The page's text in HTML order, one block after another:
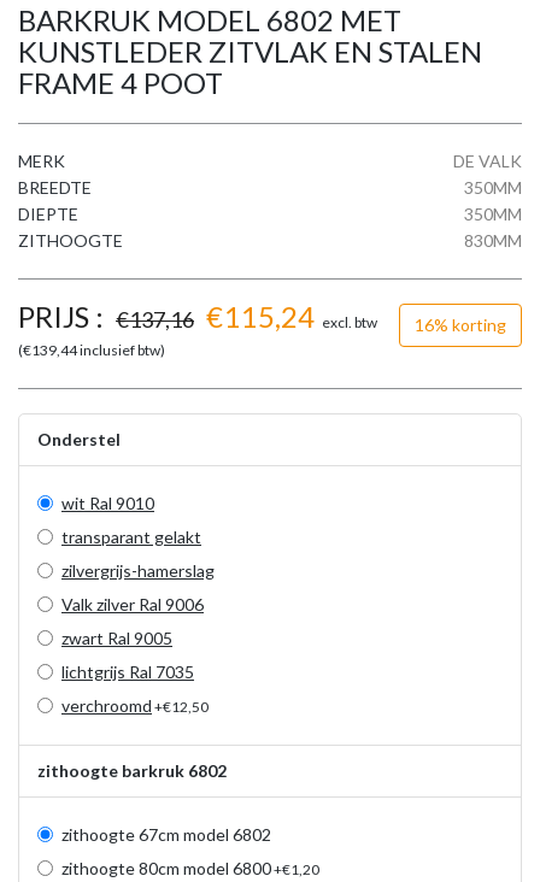
BARKRUK MODEL 6802 MET
KUNSTLEDER ZITVLAK EN STALEN
FRAME 4 POOT
MERK
DE VALK
BREEDTE
350MM
DIEPTE
350MM
ZITHOOGTE
830MM
PRIJS : €137,16 €115,24 excl. btw 16% korting
(€139,44inclusief btw)
Onderstel
wit Ral 9010
transparant gelakt
zilvergrijs-hamerslag
Valk zilver Ral 9006
zwart Ral 9005
lichtgrijs Ral 7035
verchroomd +€12,50
zithoogte barkruk 6802
zithoogte 67cm model 6802
zithoogte 80cm model 6800+€1,20